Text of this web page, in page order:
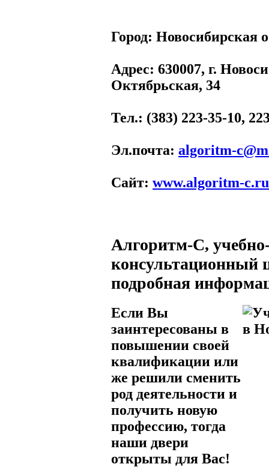
Город: Новосибирская
Адрес: 630007, г.
Октябрьская, 34
Тел.: (383) 223-35-10,
Эл.почта: algoritm-
Сайт: www.algoritm-c.ru
Алгоритм-С,
консультационный
подробная
Если Вы
заинтересованы в
повышении своей
квалификации или
же решили сменить
род деятельности и
получить новую
профессию, тогда
наши двери
открыты для Вас!